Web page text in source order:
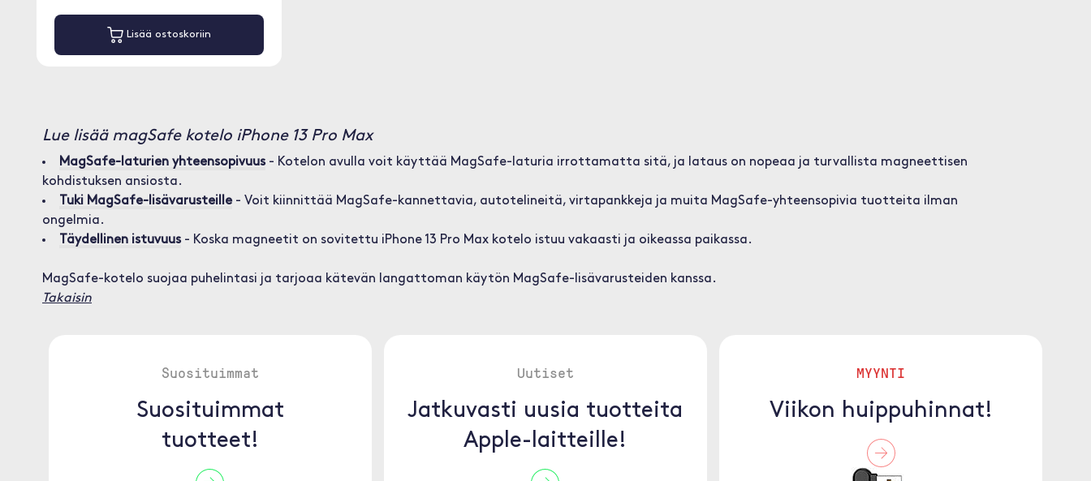
Lisää ostoskoriin
Lue lisää magSafe kotelo iPhone 13 Pro Max
MagSafe-laturien yhteensopivuus- Kotelon avulla voit käyttää MagSafe-laturia irrottamatta sitä, ja lataus on nopeaa ja turvallista magneettisen
kohdistuksen ansiosta.
Tuki MagSafe-lisävarusteille- Voit kiinnittää MagSafe-kannettavia, autotelineitä, virtapankkeja ja muita MagSafe-yhteensopivia tuotteita ilman
ongelmia.
Täydellinen istuvuus- Koska magneetit on sovitettu iPhone 13 Pro Max kotelo istuu vakaasti ja oikeassa paikassa.
MagSafe-kotelo suojaa puhelintasi ja tarjoaa kätevän langattoman käytön MagSafe-lisävarusteiden kanssa.
Takaisin
Suosituimmat
Suosituimmat
tuotteet!
Uutiset
Jatkuvasti uusia tuotteita
Apple-laitteille!
MYYNTI
Viikon huippuhinnat!